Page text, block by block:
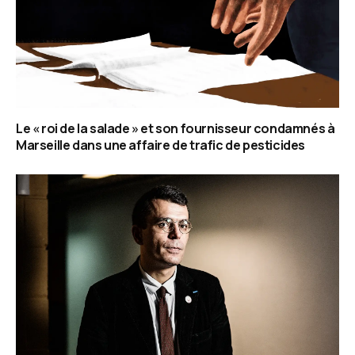
Le « roi de la salade » et son fournisseur condamnés à
Marseille dans une affaire de trafic de pesticides